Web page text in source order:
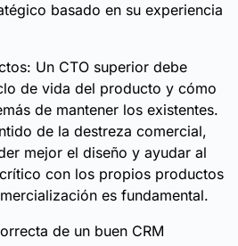
basado en su experiencia
Un CTO superior debe
de vida del producto y cómo
de mantener los existentes.
de la destreza comercial,
mejor el diseño y ayudar al
con los propios productos
es fundamental.
de un buen CRM